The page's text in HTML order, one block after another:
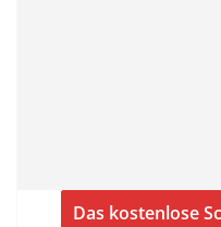
Das kostenlose